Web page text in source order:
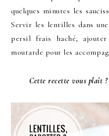
quelques minutes les
Servir les lentilles dans
persil frais haché,
moutarde pour les
Cette recette vous plaît